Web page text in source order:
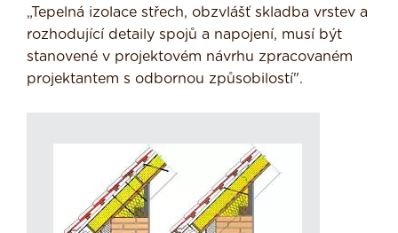
„Tepelná izolace střech, obzvlášť skladba vrstev a
rozhodující detaily spojů a napojení, musí být
stanovené v projektovém návrhu zpracovaném
projektantem s odbornou způsobilostí".